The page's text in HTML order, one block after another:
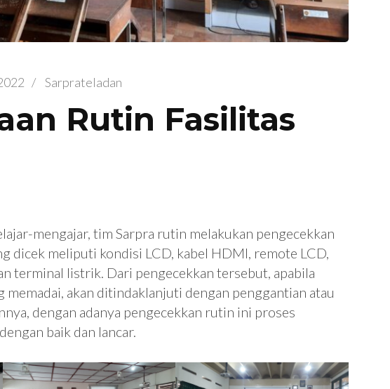
/ Sarprateladan
Rutin Fasilitas
mengajar, tim Sarpra rutin melakukan pengecekkan
dicek meliputi kondisi LCD, kabel HDMI, remote LCD,
terminal listrik. Dari pengecekkan tersebut, apabila
akan ditindaklanjuti dengan penggantian atau
dengan adanya pengecekkan rutin ini proses
baik dan lancar.